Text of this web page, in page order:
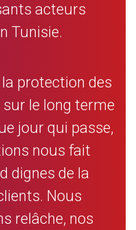
acteurs
Tunisie.
protection des
le long terme
jour qui passe,
nous fait
dignes de la
Nous
relâche, nos